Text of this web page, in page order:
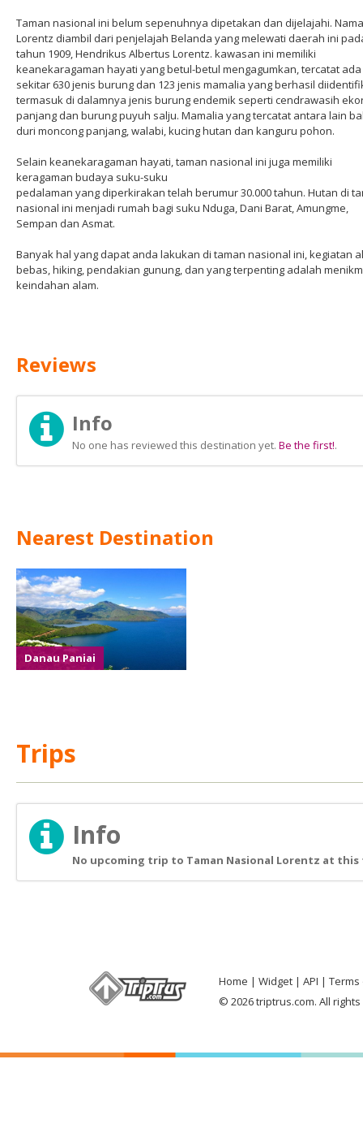
Taman nasional ini belum sepenuhnya dipetakan dan dijelajahi. Nama
Lorentz diambil dari penjelajah Belanda yang melewati daerah ini
tahun 1909, Hendrikus Albertus Lorentz. kawasan ini memiliki
keanekaragaman hayati yang betul-betul mengagumkan, tercatat ada
sekitar 630 jenis burung dan 123 jenis mamalia yang berhasil
termasuk di dalamnya jenis burung endemik seperti cendrawasih
panjang dan burung puyuh salju. Mamalia yang tercatat antara lain
duri moncong panjang, walabi, kucing hutan dan kanguru pohon.
Selain keanekaragaman hayati, taman nasional ini juga memiliki
keragaman budaya suku-suku
pedalaman yang diperkirakan telah berumur 30.000 tahun. Hutan di
nasional ini menjadi rumah bagi suku Nduga, Dani Barat, Amungme,
Sempan dan Asmat.
Banyak hal yang dapat anda lakukan di taman nasional ini, kegiatan
bebas, hiking, pendakian gunung, dan yang terpenting adalah
keindahan alam.
Reviews
Info
No one has reviewed this destination yet. Be the first!.
Nearest Destination
Danau Paniai
Trips
Info
No upcoming trip to Taman Nasional Lorentz at this
Home Widget API
Terms
© 2026 triptrus.com. All